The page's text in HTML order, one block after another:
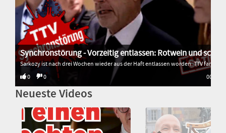
0
0 00:33
Neueste Videos